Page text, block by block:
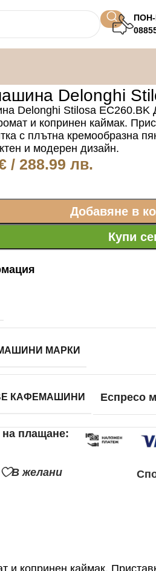
ПОН-
Delonghi
Delonghi Stilosa EC260.BK
и копринен каймак.
с плътна кремообразна
и модерен дизайн.
/ 288.99 лв.
Добавяне в
Купи
МАРКИ
КАФЕМАШИНИ Еспресо
плащане:
В желани
копринен каймак.